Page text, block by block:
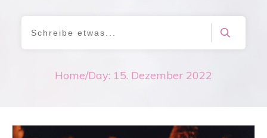
Home/Day: 15. Dezember 2022